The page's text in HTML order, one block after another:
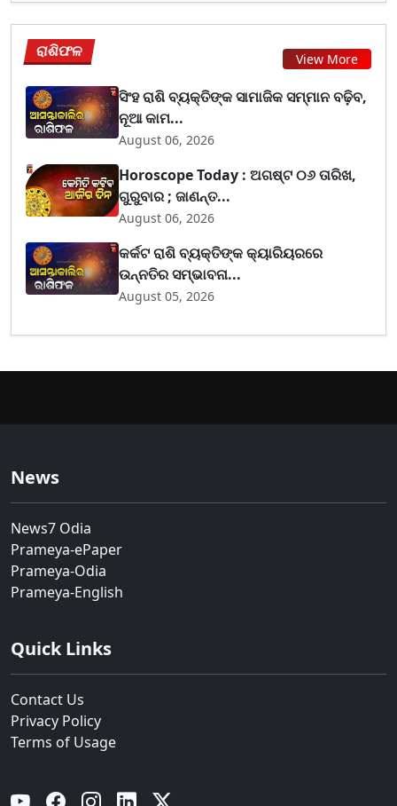
ରାଶିଫଳ View More
ସିଂହ ରାଶି ବ୍ୟକ୍ତିଙ୍କ ସାମାଜିକ ସମ୍ମାନ ବଢ଼ିବ,
ନୂଆ କାମ...
August 06, 2026
Horoscope Today : ଅଗଷ୍ଟ ୦୬ ତାରିଖ,
ଗୁରୁବାର ; ଜାଣନ୍ତ...
August 06, 2026
କର୍କଟ ରାଶି ବ୍ୟକ୍ତିଙ୍କ କ୍ୟାରିୟରରେ
ଉନ୍ନତିର ସମ୍ଭାବନା...
August 05, 2026
News
News7 Odia
Prameya-ePaper
Prameya-Odia
Prameya-English
Quick Links
Contact Us
Privacy Policy
Terms of Usage
YouTube Facebook Instagram Linkedin